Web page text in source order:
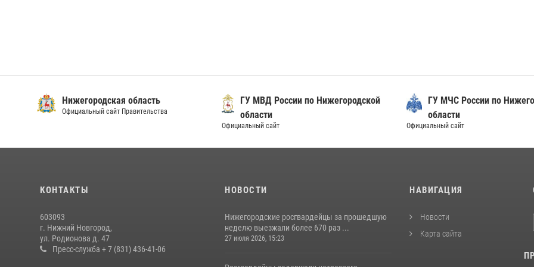
Нижегородская область
Официальный сайт Правительства
ГУ МВД России по Нижегородской
области
Официальный сайт
ГУ МЧС России по
области
Официальный сайт
КОНТАКТЫ
603093
г. Нижний Новгород,
ул. Родионова д. 47
Пресс-служба + 7 (831) 436-41-06
НОВОСТИ
Нижегородские росгвардейцы за прошедшую
неделю выезжали более 670 раз ...
27 июля 2026, 15:23
НАВИГАЦИЯ
Новости
Карта сайта